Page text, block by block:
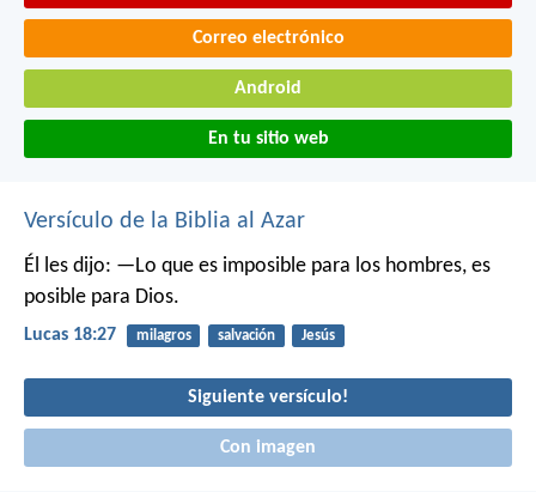
Correo electrónico
Android
En tu sitio web
Versículo de la Biblia al Azar
Él les dijo: —Lo que es imposible para los hombres, es
posible para Dios.
Lucas 18:27 milagros salvación Jesús
Siguiente versículo!
Con imagen